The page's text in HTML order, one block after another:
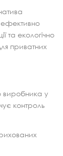
та екологічно
приватних
виробника у
контроль